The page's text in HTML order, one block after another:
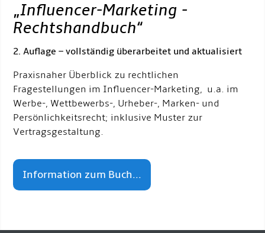
„Influencer-Marketing -
Rechtshandbuch“
2. Auflage – vollständig überarbeitet und aktualisiert
Praxisnaher Überblick zu rechtlichen
Fragestellungen im Influencer-Marketing, u.a. im
Werbe-, Wettbewerbs-, Urheber-, Marken- und
Persönlichkeitsrecht; inklusive Muster zur
Vertragsgestaltung.
Information zum Buch...